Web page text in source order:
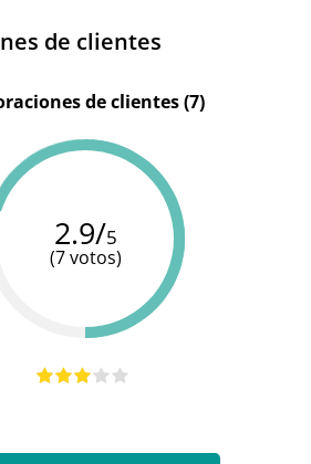
de clientes
de clientes (7)
2.9/5
(7 votos)